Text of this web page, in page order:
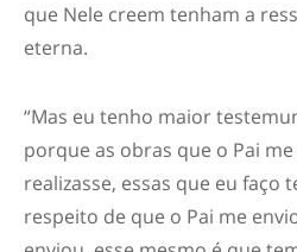
que Nele creem tenham a
eterna.
“Mas eu tenho maior
porque as obras que o Pai
realizasse, essas que eu faço
respeito de que o Pai me